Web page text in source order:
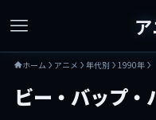
ホーム アニメ 年代別 1990年
ビー・バップ・